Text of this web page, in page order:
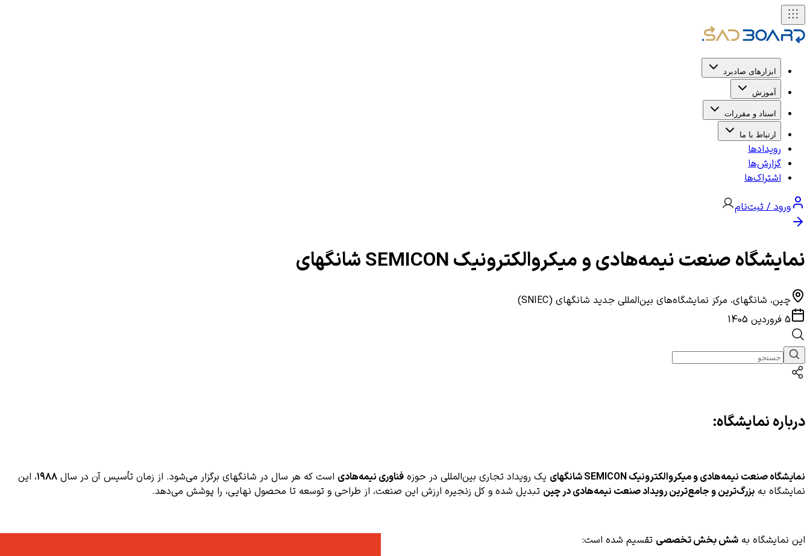
ابزارهای صادبرد
آموزش
اسناد و مقررات
ارتباط با ما
رویدادها
گزارش‌ها
اشتراک‌ها
ورود / ثبت‌نام
نمایشگاه صنعت نیمه‌هادی و میکروالکترونیک SEMICON شانگهای
چین، شانگهای، مرکز نمایشگاه‌های بین‌المللی جدید شانگهای (SNIEC)
5 فروردین 1405
درباره نمایشگاه:
نمایشگاه صنعت نیمه‌هادی و میکروالکترونیک SEMICON شانگهای یک رویداد تجاری بین‌المللی در حوزه فناوری نیمه‌هادی است که هر سال در شانگهای برگزار می‌شود. از زمان تأسیس آن در سال ۱۹۸۸، این
نمایشگاه به بزرگ‌ترین و جامع‌ترین رویداد صنعت نیمه‌هادی در چین تبدیل شده و کل زنجیره ارزش این صنعت، از طراحی و توسعه تا محصول نهایی، را پوشش می‌دهد.
این نمایشگاه به شش بخش تخصصی تقسیم شده است: